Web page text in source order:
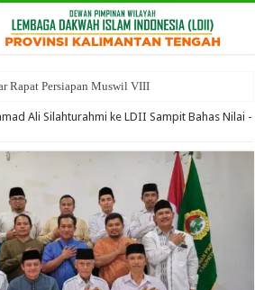
Rapat Persiapan Muswil VIII
Ali Silahturahmi ke LDII Sampit Bahas Nilai -